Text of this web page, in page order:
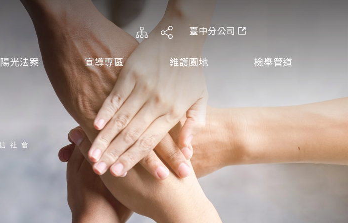
臺中分公司
陽光法案 宣導專區 維護園地 檢舉管道